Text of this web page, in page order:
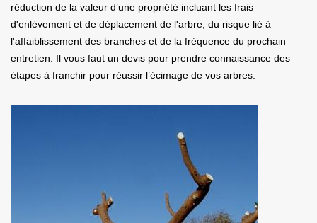
réduction de la valeur d’une propriété incluant les frais
d'enlèvement et de déplacement de l'arbre, du risque lié à
l'affaiblissement des branches et de la fréquence du prochain
entretien. Il vous faut un devis pour prendre connaissance des
étapes à franchir pour réussir l’écimage de vos arbres.